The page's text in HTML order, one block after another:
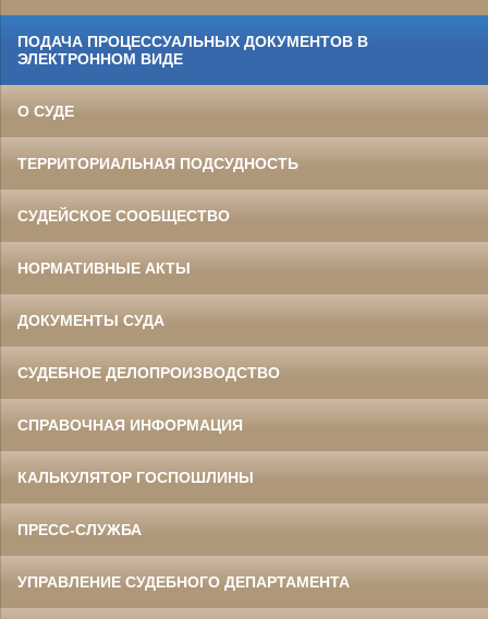
ПОДАЧА ПРОЦЕССУАЛЬНЫХ ДОКУМЕНТОВ В
ЭЛЕКТРОННОМ ВИДЕ
О СУДЕ
ТЕРРИТОРИАЛЬНАЯ ПОДСУДНОСТЬ
СУДЕЙСКОЕ СООБЩЕСТВО
НОРМАТИВНЫЕ АКТЫ
ДОКУМЕНТЫ СУДА
СУДЕБНОЕ ДЕЛОПРОИЗВОДСТВО
СПРАВОЧНАЯ ИНФОРМАЦИЯ
КАЛЬКУЛЯТОР ГОСПОШЛИНЫ
ПРЕСС-СЛУЖБА
УПРАВЛЕНИЕ СУДЕБНОГО ДЕПАРТАМЕНТА